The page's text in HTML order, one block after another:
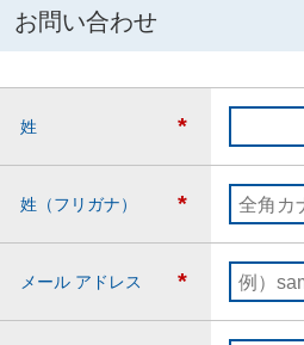
お問い合わせ
*
姓
*
姓（フリガナ）
*
メール アドレス